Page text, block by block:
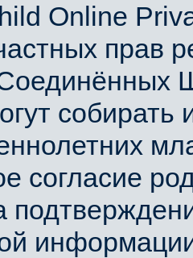
Online
прав
согласие